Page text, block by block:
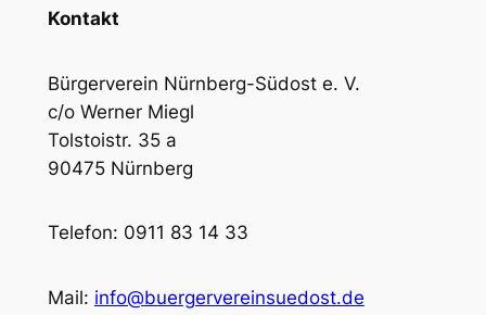
Kontakt
Bürgerverein Nürnberg-Südost e. V.
c/o Werner Miegl
Tolstoistr. 35 a
90475 Nürnberg
Telefon: 0911 83 14 33
Mail: info@buergervereinsuedost.de